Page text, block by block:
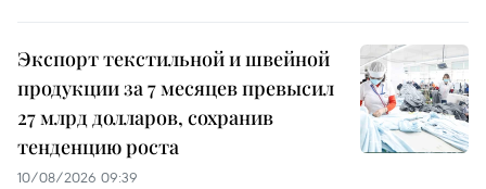
Экспорт текстильной и швейной
продукции за 7 месяцев превысил
27 млрд долларов, сохранив
тенденцию роста
10/08/2026 09:39